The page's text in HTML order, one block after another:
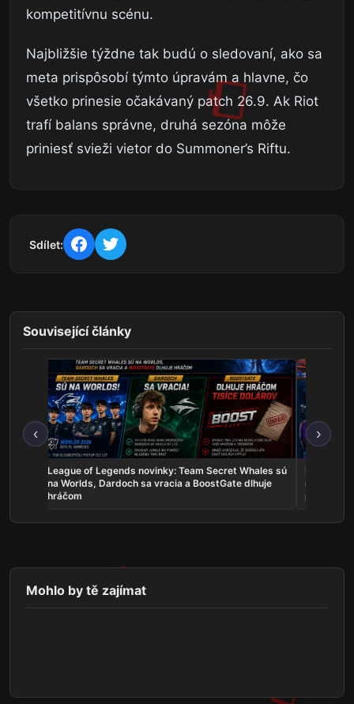
kompetitívnu scénu.
Najbližšie týždne tak budú o sledovaní, ako sa
meta prispôsobí týmto úpravám a hlavne, čo
všetko prinesie očakávaný patch 26.9. Ak Riot
trafí balans správne, druhá sezóna môže
priniesť svieži vietor do Summoner’s Riftu.
Sdílet:
Související články
‹
League of Legends novinky: Team Secret Whales sú
na Worlds, Dardoch sa vracia a BoostGate dlhuje
hráčom
Rocket
na EWC,
poľaviť
›
Mohlo by tě zajímat